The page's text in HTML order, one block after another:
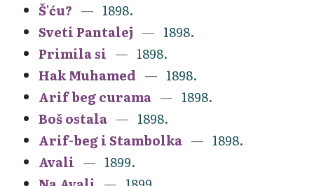
Š'ću?
1898.
Sveti Pantalej
1898.
Primila si
1898.
Hak Muhamed
1898.
Arif beg curama
1898.
Boš ostala
1898.
Arif-beg i Stambolka
1898.
Avali
1899.